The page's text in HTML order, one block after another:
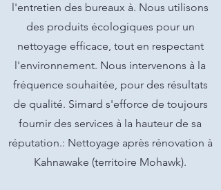
l'entretien des bureaux à. Nous utilisons
des produits écologiques pour un
nettoyage efficace, tout en respectant
l'environnement. Nous intervenons à la
fréquence souhaitée, pour des résultats
de qualité. Simard s'efforce de toujours
fournir des services à la hauteur de sa
réputation.: Nettoyage après rénovation à
Kahnawake (territoire Mohawk).